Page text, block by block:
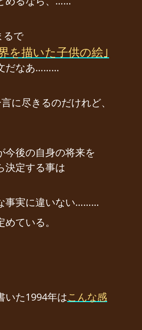
で
を描いた子供の絵｣
だなあ………
に尽きるのだけれど、
今後の自身の将来を
決定する事は
事実に違いない………
ている。
いた1994年はこんな感